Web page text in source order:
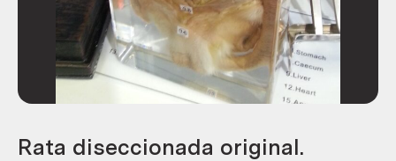
Rata diseccionada original.